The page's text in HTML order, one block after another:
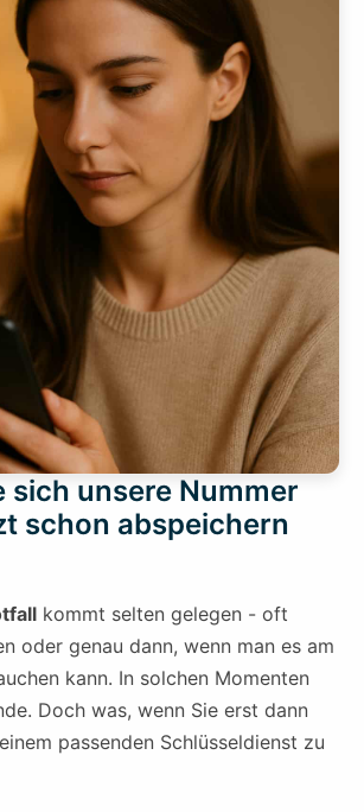
sich unsere Nummer
schon abspeichern
kommt selten gelegen - oft
oder genau dann, wenn man es am
kann. In solchen Momenten
Doch was, wenn Sie erst dann
passenden Schlüsseldienst zu